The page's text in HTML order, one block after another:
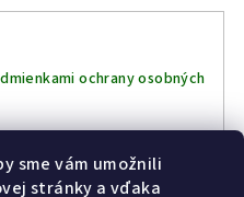
sme vám umožnili
stránky a vďaka
ochrany osobných